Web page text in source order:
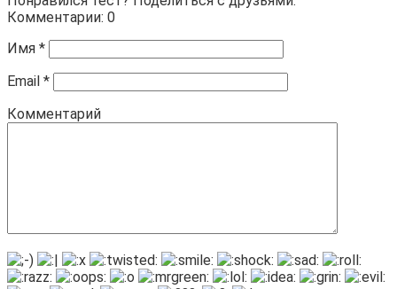
Комментарии: 0
Имя *
Email *
Комментарий